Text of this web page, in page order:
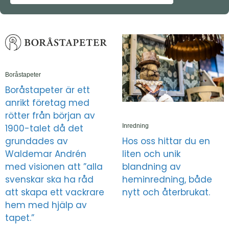
Boråstapeter
Boråstapeter är ett
anrikt företag med
rötter från början av
1900-talet då det
grundades av
Waldemar Andrén
med visionen att ”alla
svenskar ska ha råd
att skapa ett vackrare
hem med hjälp av
tapet.”
Inredning
Hos oss hittar du en
liten och unik
blandning av
heminredning, både
nytt och återbrukat.